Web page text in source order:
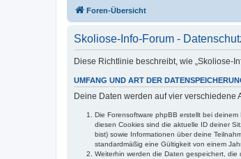
Foren-Übersicht
Skoliose-Info-Forum -
Diese Richtlinie beschreibt, wie „Skoliose-
UMFANG UND ART DER
Deine Daten werden auf vier verschiedene
Die Forensoftware phpBB erstellt bei
diesen Cookies sind die aktuelle ID deiner
bist) sowie Informationen über deine
standardmäßig eine Gültigkeit von einem
Weiterhin werden die Daten gespeichert,